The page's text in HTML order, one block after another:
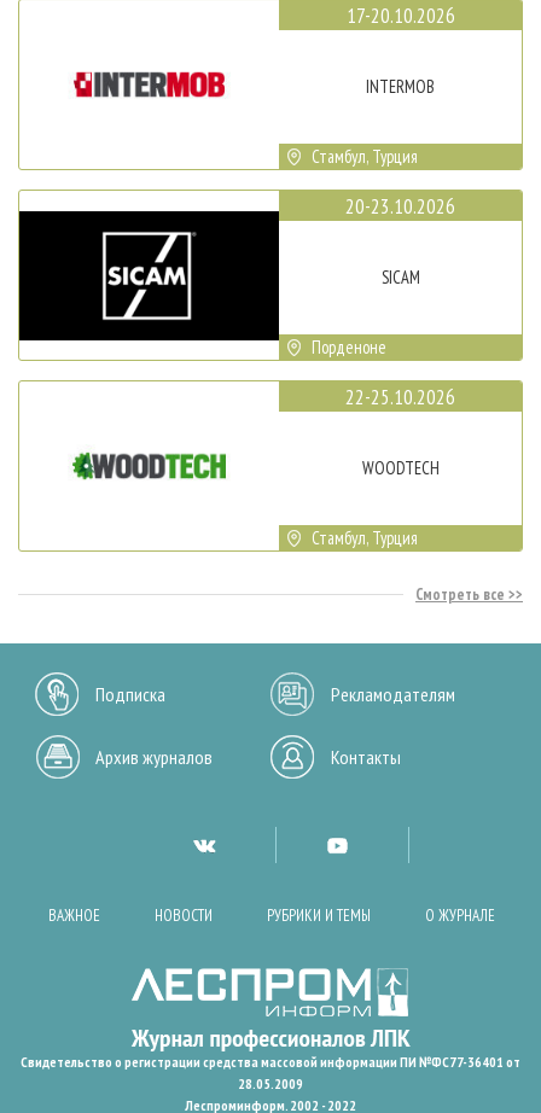
17-20.10.2026
INTERMOB
Стамбул, Турция
20-23.10.2026
SICAM
Порденоне
22-25.10.2026
WOODTECH
Стамбул, Турция
Смотреть все
Подписка Рекламодателям
Архив журналов Контакты
ВАЖНОЕ НОВОСТИ РУБРИКИ И ТЕМЫ О ЖУРНАЛЕ
Свидетельство о регистрации средства массовой информации ПИ №ФС77-36401 от
28.05.2009
Леспроминформ. 2002 - 2022